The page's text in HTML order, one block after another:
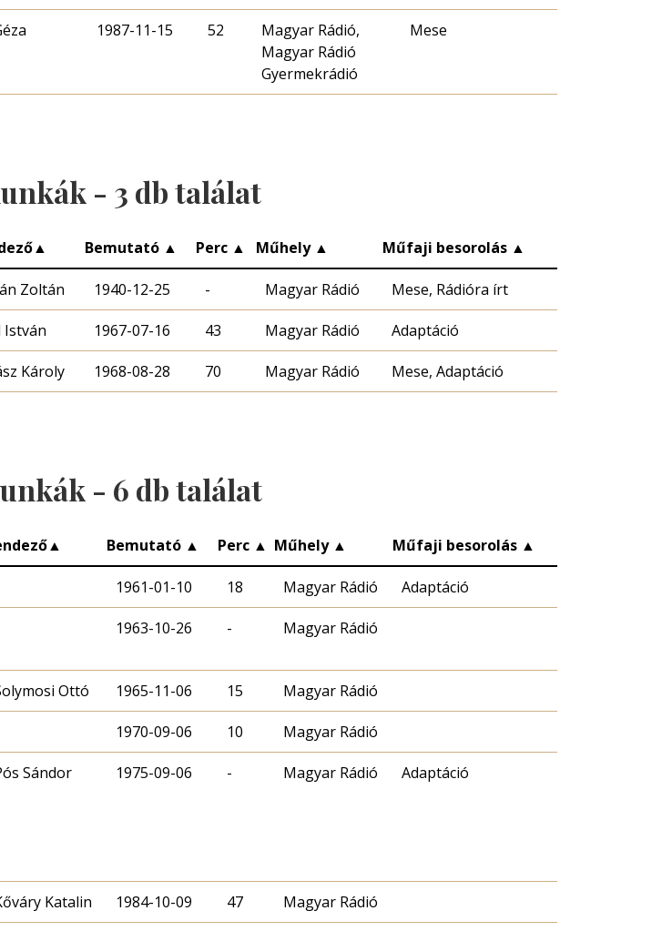
1987-11-15 52
Magyar Rádió,
Magyar Rádió
Gyermekrádió
Mese
- 3 db találat
▲ Bemutató ▲ Perc ▲ Műhely ▲ Műfaji besorolás ▲
Zoltán 1940-12-25 - Magyar Rádió Mese, Rádióra írt
István 1967-07-16 43 Magyar Rádió Adaptáció
Károly 1968-08-28 70 Magyar Rádió Mese, Adaptáció
- 6 db találat
▲ Bemutató ▲ Perc ▲ Műhely ▲ Műfaji besorolás ▲
1961-01-10 18 Magyar Rádió Adaptáció
1963-10-26 - Magyar Rádió
Ottó 1965-11-06 15 Magyar Rádió
1970-09-06 10 Magyar Rádió
Sándor 1975-09-06 - Magyar Rádió Adaptáció
Katalin 1984-10-09 47 Magyar Rádió